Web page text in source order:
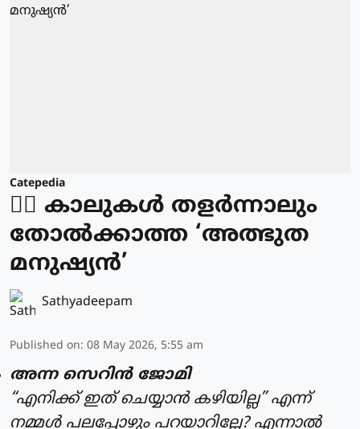
Catepedia
🏃‍♂️ കാലുകൾ തളർന്നാലും
തോൽക്കാത്ത ‘അത്ഭുത
മനുഷ്യൻ’
Sathyadeepam
Published on: 08 May 2026, 5:55 am
അന്ന സെറിൻ ജോമി
“എനിക്ക് ഇത് ചെയ്യാൻ കഴിയില്ല” എന്ന്
നമ്മൾ പലപ്പോഴും പറയാറില്ലേ? എന്നാൽ